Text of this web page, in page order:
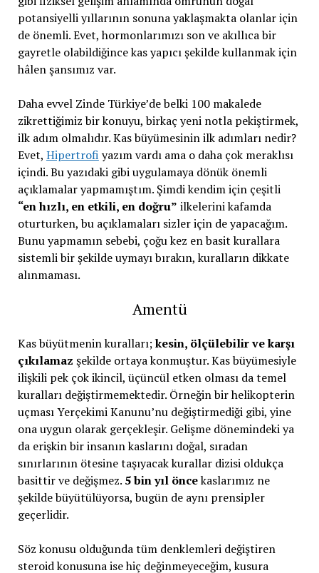
potansiyelli yıllarının sonuna yaklaşmakta olanlar için
de önemli. Evet, hormonlarımızı son ve akıllıca bir
gayretle olabildiğince kas yapıcı şekilde kullanmak için
hâlen şansımız var.
Daha evvel Zinde Türkiye’de belki 100 makalede
zikrettiğimiz bir konuyu, birkaç yeni notla pekiştirmek,
ilk adım olmalıdır. Kas büyümesinin ilk adımları nedir?
Evet, Hipertrofi yazım vardı ama o daha çok meraklısı
içindi. Bu yazıdaki gibi uygulamaya dönük önemli
açıklamalar yapmamıştım. Şimdi kendim için çeşitli
“en hızlı, en etkili, en doğru” ilkelerini kafamda
oturturken, bu açıklamaları sizler için de yapacağım.
Bunu yapmamın sebebi, çoğu kez en basit kurallara
sistemli bir şekilde uymayı bırakın, kuralların dikkate
alınmaması.
Amentü
Kas büyütmenin kuralları;kesin, ölçülebilir ve karşı
çıkılamaz şekilde ortaya konmuştur. Kas büyümesiyle
ilişkili pek çok ikincil, üçüncül etken olması da temel
kuralları değiştirmemektedir. Örneğin bir helikopterin
uçması Yerçekimi Kanunu’nu değiştirmediği gibi, yine
ona uygun olarak gerçekleşir. Gelişme dönemindeki ya
da erişkin bir insanın kaslarını doğal, sıradan
sınırlarının ötesine taşıyacak kurallar dizisi oldukça
basittir ve değişmez. 5 bin yıl öncekaslarımız ne
şekilde büyütülüyorsa, bugün de aynı prensipler
geçerlidir.
Söz konusu olduğunda tüm denklemleri değiştiren
steroid konusuna ise hiç değinmeyeceğim, kusura